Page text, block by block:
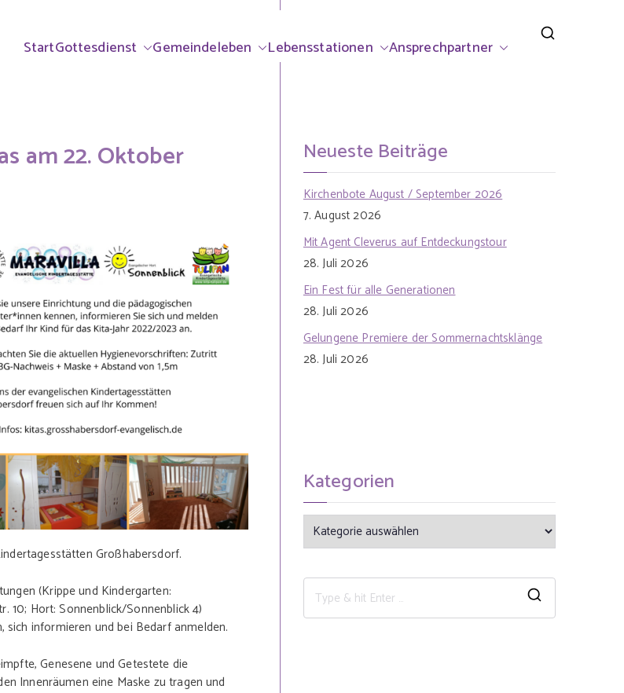
& Großhabersdorf
Großhabersdorf
StartGottesdienst Gemeindeleben Lebensstationen Ansprechpartner
am 22. Oktober
Großhabersdorf.
(Krippe und Kindergarten:
10; Hort: Sonnenblick/Sonnenblick 4)
informieren und bei Bedarf anmelden.
Genesene und Getestete die
Innenräumen eine Maske zu tragen und
Neueste Beiträge
Kirchenbote August / September 2026
7. August 2026
Mit Agent Cleverus auf Entdeckungstour
28. Juli 2026
Ein Fest für alle Generationen
28. Juli 2026
Gelungene Premiere der Sommernachtsklänge
28. Juli 2026
Kategorien